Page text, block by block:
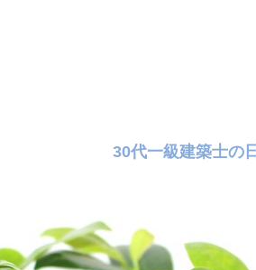
30代一級建築士の